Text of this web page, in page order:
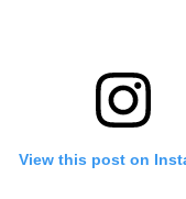
View this post on